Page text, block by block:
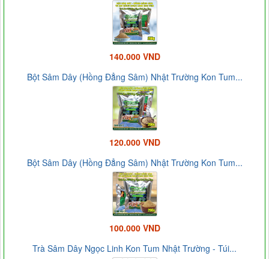
140.000 VND
Bột Sâm Dây (Hồng Đẳng Sâm) Nhật Trường Kon Tum...
120.000 VND
Bột Sâm Dây (Hồng Đẳng Sâm) Nhật Trường Kon Tum...
100.000 VND
Trà Sâm Dây Ngọc Linh Kon Tum Nhật Trường - Túi...